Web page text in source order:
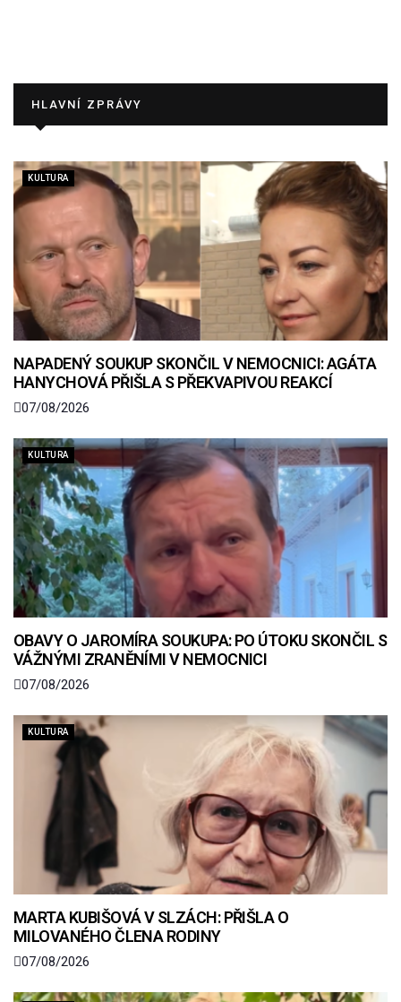
HLAVNÍ ZPRÁVY
KULTURA
NAPADENÝ SOUKUP SKONČIL V NEMOCNICI: AGÁTA
HANYCHOVÁ PŘIŠLA S PŘEKVAPIVOU REAKCÍ
07/08/2026
KULTURA
OBAVY O JAROMÍRA SOUKUPA: PO ÚTOKU SKONČIL S
VÁŽNÝMI ZRANĚNÍMI V NEMOCNICI
07/08/2026
KULTURA
MARTA KUBIŠOVÁ V SLZÁCH: PŘIŠLA O
MILOVANÉHO ČLENA RODINY
07/08/2026